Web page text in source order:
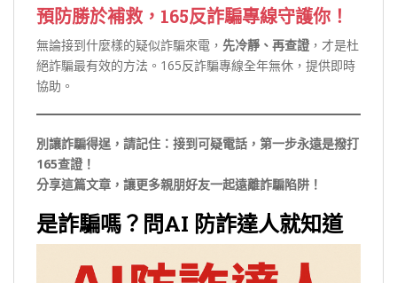
預防勝於補救，165反詐騙專線守護你！
無論接到什麼樣的疑似詐騙來電， 先冷靜、再查證 ，才是杜
絕詐騙最有效的方法。165反詐騙專線全年無休，提供即時
協助。
別讓詐騙得逞，請記住：接到可疑電話，第一步永遠是撥打
165查證！
分享這篇文章，讓更多親朋好友一起遠離詐騙陷阱！
是詐騙嗎？問AI 防詐達人就知道